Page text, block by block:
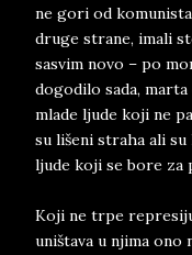
ne gori od
druge strane, imali
sasvim novo – po
dogodilo sada,
mlade ljude koji ne
su lišeni straha ali su
ljude koji se bore za
Koji ne trpe
uništava u njima ono